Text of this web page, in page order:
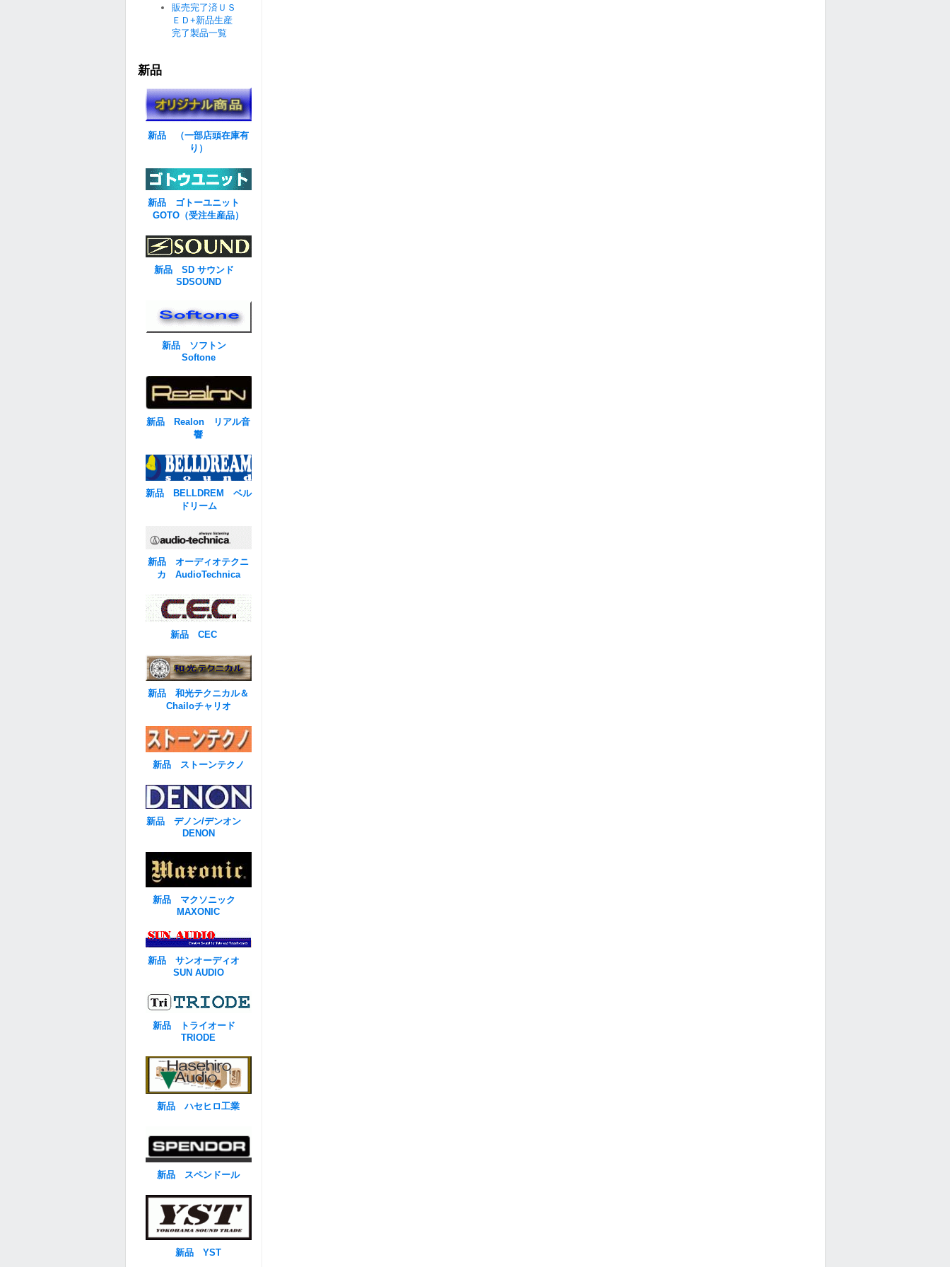
販売完了済ＵＳ
ＥＤ+新品生産
完了製品一覧
新品
新品 （一部店頭在庫有
り）
新品 ゴトーユニット
GOTO（受注生産品）
新品 SD サウンド
SDSOUND
新品 ソフトン
Softone
新品 Realon リアル音
響
新品 BELLDREM ベル
ドリーム
新品 オーディオテクニ
カ AudioTechnica
新品 CEC
新品 和光テクニカル＆
Chailoチャリオ
新品 ストーンテクノ
新品 デノン/デンオン
DENON
新品 マクソニック
MAXONIC
新品 サンオーディオ
SUN AUDIO
新品 トライオード
TRIODE
新品 ハセヒロ工業
新品 スペンドール
新品 YST